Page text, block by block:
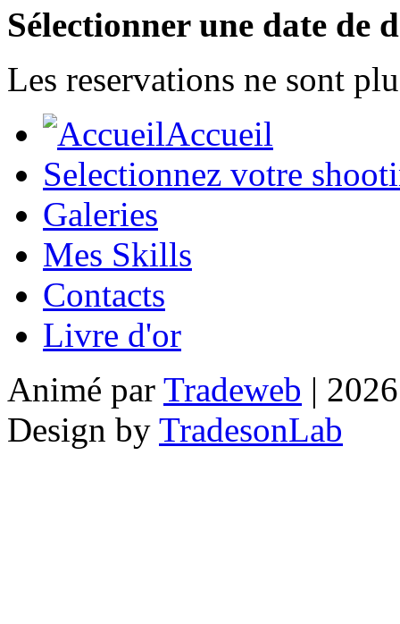
Sélectionner une date de
Les reservations ne sont
Accueil
Selectionnez votre
Galeries
Mes Skills
Contacts
Livre d'or
Animé par Tradeweb |
Design by TradesonLab